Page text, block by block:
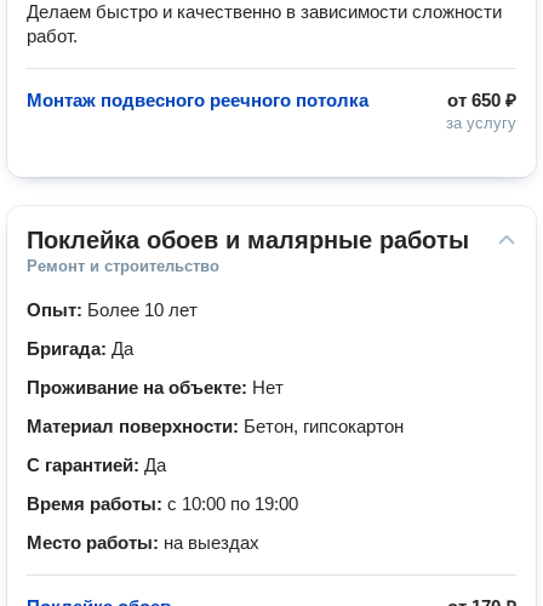
Делаем быстро и качественно в зависимости сложности
работ.
от 650 ₽
за услугу
Монтаж подвесного реечного потолка
Поклейка обоев и малярные работы
Ремонт и строительство
Опыт: Более 10 лет
Бригада: Да
Проживание на объекте: Нет
Материал поверхности: Бетон, гипсокартон
С гарантией: Да
Время работы: с 10:00 по 19:00
Место работы: на выездах